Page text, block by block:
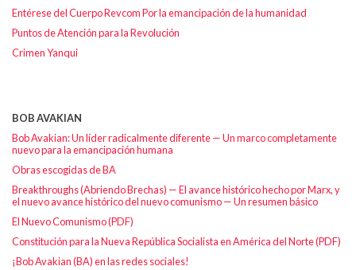
Entérese del Cuerpo Revcom Por la emancipación de la humanidad
Puntos de Atención para la Revolución
Crimen Yanqui
BOB AVAKIAN
Bob Avakian: Un líder radicalmente diferente — Un marco completamente
nuevo para la emancipación humana
Obras escogidas de BA
Breakthroughs (Abriendo Brechas) — El avance histórico hecho por Marx, y
el nuevo avance histórico del nuevo comunismo — Un resumen básico
El Nuevo Comunismo (PDF)
Constitución para la Nueva República Socialista en América del Norte (PDF)
¡Bob Avakian (BA) en las redes sociales!